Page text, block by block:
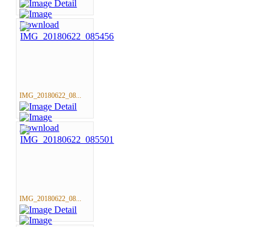
IMG_20180622_08...
IMG_20180622_08...